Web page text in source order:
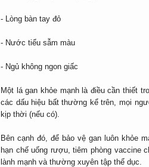
- Lòng bàn tay đỏ
- Nước tiểu sẫm màu
- Ngủ không ngon giấc
Một lá gan khỏe mạnh là điều cần thiết
các dấu hiệu bất thường kể trên, mọi
kịp thời (nếu có).
Bên cạnh đó, để bảo vệ gan luôn khỏe
hạn chế uống rượu, tiêm phòng vaccine
lành mạnh và thường xuyên tập thể dục.